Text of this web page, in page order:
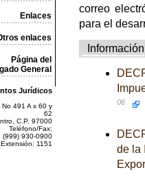
Enlaces
enlaces
Página del
General
Jurídicos
No 491 A x 60 y
62
C.P. 97000
Teléfono/Fax:
(999) 930-0900
Extensión: 1151
correo
para el
Información
06
de la